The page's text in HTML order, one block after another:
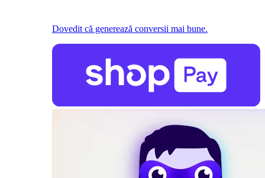
Dovedit că generează conversii mai bune.